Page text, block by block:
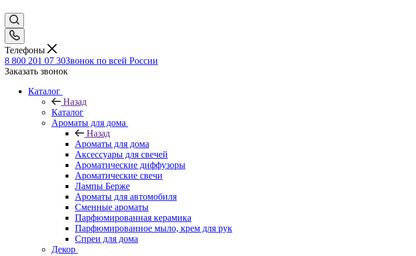
Телефоны
8 800 201 07 30Звонок по всей России
Заказать звонок
Каталог
Назад
Каталог
Ароматы для дома
Назад
Ароматы для дома
Аксессуары для свечей
Ароматические диффузоры
Ароматические свечи
Лампы Берже
Ароматы для автомобиля
Сменные ароматы
Парфюмированная керамика
Парфюмированное мыло, крем для рук
Спреи для дома
Декор